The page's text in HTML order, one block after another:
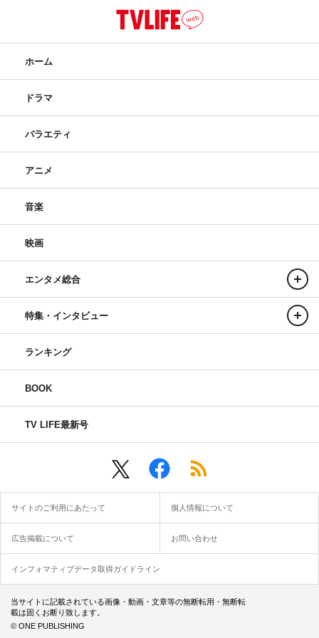
ホーム
ドラマ
バラエティ
アニメ
音楽
映画
エンタメ総合
特集・インタビュー
ランキング
BOOK
TV LIFE最新号
サイトのご利用にあたって 個人情報について
広告掲載について お問い合わせ
インフォマティブデータ取得ガイドライン
当サイトに記載されている画像・動画・文章等の無断転用・無断転
載は固くお断り致します。
© ONE PUBLISHING